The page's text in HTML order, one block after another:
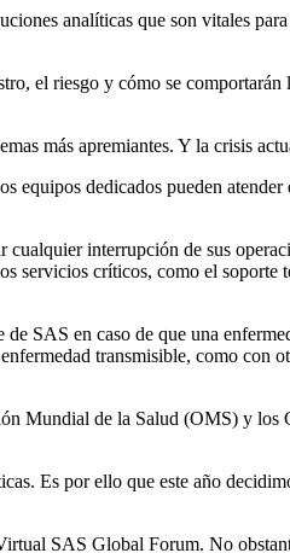
analíticas que son vitales
el riesgo y cómo se
más apremiantes. Y la crisis
equipos dedicados pueden
interrupción de sus
servicios críticos, como el soporte
SAS en caso de que una
transmisible, como con
Mundial de la Salud (OMS) y los
Es por ello que este año
SAS Global Forum. No